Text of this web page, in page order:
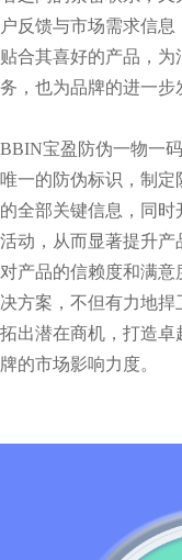
户反馈与市场需求信
贴合其喜好的产品，为
务，也为品牌的进一步
BBIN宝盈防伪一物一
唯一的防伪标识，制
的全部关键信息，同
活动，从而显著提升产
对产品的信赖度和满
决方案，不但有力地
拓出潜在商机，打造卓
牌的市场影响力度。